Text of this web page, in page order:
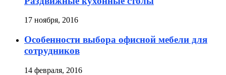
17 ноября, 2016
Особенности выбора офисной мебели для
сотрудников
14 февраля, 2016